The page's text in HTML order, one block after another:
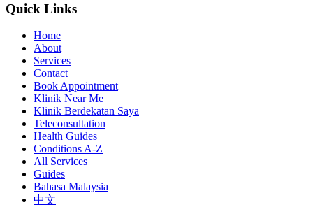
Quick Links
Home
About
Services
Contact
Book Appointment
Klinik Near Me
Klinik Berdekatan Saya
Teleconsultation
Health Guides
Conditions A-Z
All Services
Guides
Bahasa Malaysia
中文